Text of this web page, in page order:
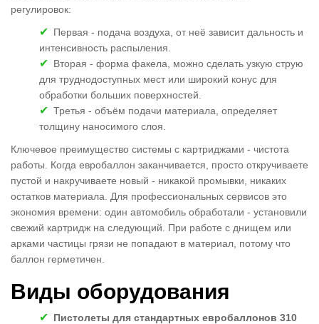
регулировок:
Первая - подача воздуха, от неё зависит дальность и
интенсивность распыления.
Вторая - форма факела, можно сделать узкую струю
для труднодоступных мест или широкий конус для
обработки больших поверхностей.
Третья - объём подачи материала, определяет
толщину наносимого слоя.
Ключевое преимущество системы с картриджами - чистота
работы. Когда евробаллон заканчивается, просто откручиваете
пустой и накручиваете новый - никакой промывки, никаких
остатков материала. Для профессиональных сервисов это
экономия времени: один автомобиль обработали - установили
свежий картридж на следующий. При работе с днищем или
арками частицы грязи не попадают в материал, потому что
баллон герметичен.
Виды оборудования
Пистолеты для стандартных евробаллонов 310